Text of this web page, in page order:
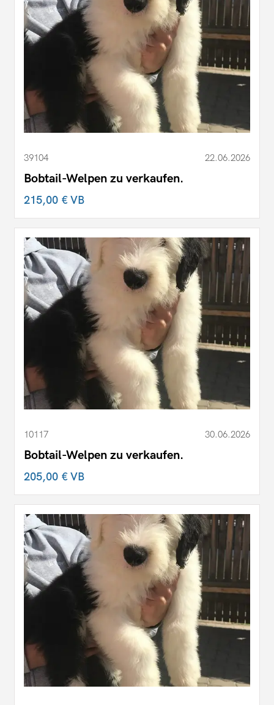
39104 22.06.2026
Bobtail-Welpen zu verkaufen.
215,00 €VB
10117 30.06.2026
Bobtail-Welpen zu verkaufen.
205,00 €VB